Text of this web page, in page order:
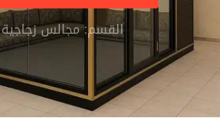
القسم: مجالس زجاجية